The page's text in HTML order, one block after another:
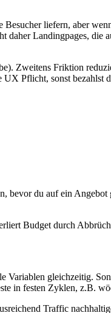
liefern, aber
Landingpages,
Zweitens Friktion
Pflicht, sonst
bevor du auf ein
Budget durch
gleichzeitig.
in festen Zyklen, z.B.
Traffic